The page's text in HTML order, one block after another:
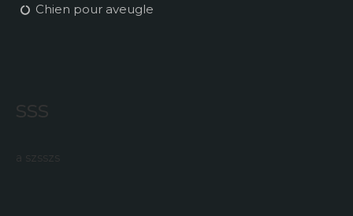
Chien pour aveugle
sss
a szsszs